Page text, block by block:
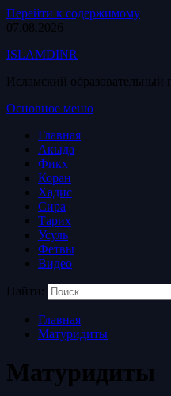
Перейти к содержимому
07.08.2026
ISLAMDINR
Исламский образовательный
Основное меню
Главная
Акыда
Фикх
Коран
Хадис
Сира
Тарих
Усуль
Фетвы
Видео
Найти:
Главная
Матуридиты
Матуридиты